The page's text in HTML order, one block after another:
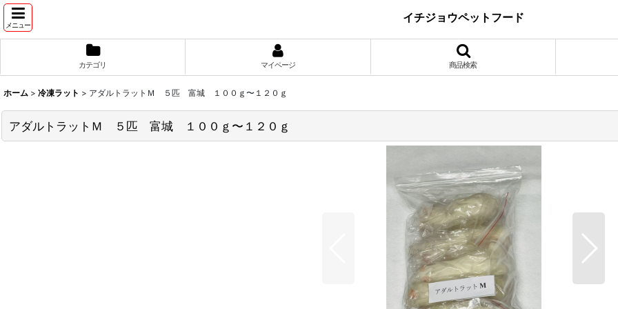
メニュー
イチジョウペットフード
カテゴリ マイページ 商品検索
ホーム > 冷凍ラット > アダルトラットＭ ５匹 富城 １００ｇ〜１２０ｇ
アダルトラットＭ ５匹 富城 １００ｇ〜１２０ｇ